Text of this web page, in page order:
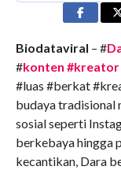
Biodataviral – #
#konten #kreator
#luas #berkat
budaya tradisional
sosial seperti
berkebaya hingga
kecantikan, Dara